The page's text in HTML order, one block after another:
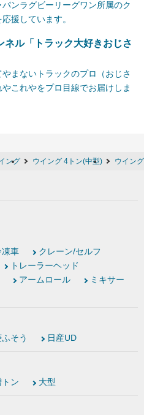
ンラグビーリーグワン所属のク
援しています。
ネル「トラック大好きおじさ
やまないトラックのプロ（おじさ
これやをプロ目線でお届けしま
ング ウイング 4トン(中型) ウイン
凍車
クレーン/セルフ
トレーラーヘッド
アームロール
ミキサー
そう 日産UD
トン 大型